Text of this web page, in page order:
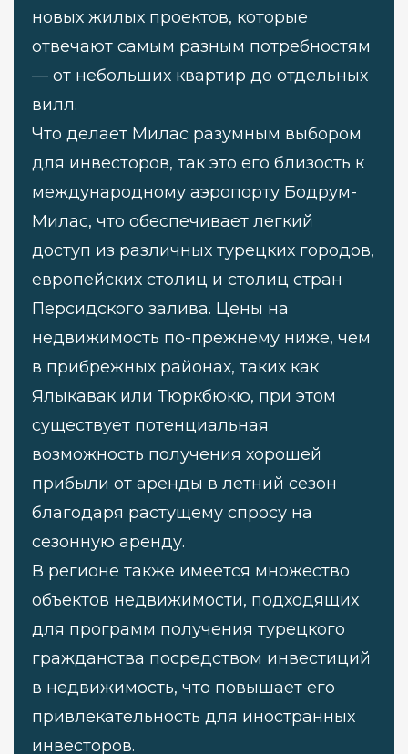
новых жилых проектов, которые
отвечают самым разным потребностям
— от небольших квартир до отдельных
вилл.
Что делает Милас разумным выбором
для инвесторов, так это его близость к
международному аэропорту Бодрум-
Милас, что обеспечивает легкий
доступ из различных турецких городов,
европейских столиц и столиц стран
Персидского залива. Цены на
недвижимость по-прежнему ниже, чем
в прибрежных районах, таких как
Ялыкавак или Тюркбюкю, при этом
существует потенциальная
возможность получения хорошей
прибыли от аренды в летний сезон
благодаря растущему спросу на
сезонную аренду.
В регионе также имеется множество
объектов недвижимости, подходящих
для программ получения турецкого
гражданства посредством инвестиций
в недвижимость, что повышает его
привлекательность для иностранных
инвесторов.